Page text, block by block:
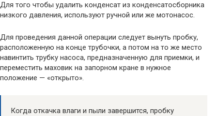
Для того чтобы удалить конденсат из конденсатосборника
низкого давления, используют ручной или же мотонасос.
Для проведения данной операции следует вынуть пробку,
расположенную на конце трубочки, а потом на то же место
навинтить трубку насоса, предназначенную для приемки, и
переместить маховик на запорном кране в нужное
положение — «открыто».
Когда откачка влаги и пыли завершится, пробку